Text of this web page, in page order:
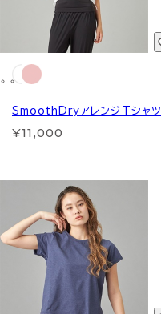
SmoothDryアレンジTシャツ
¥11,000